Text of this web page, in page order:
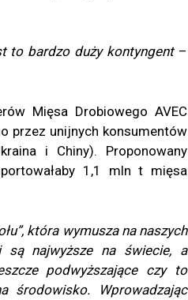
to bardzo duży kontyngent–
Mięsa Drobiowego AVEC
przez unijnych konsumentów
i Chiny). Proponowany
1,1 mln t mięsa
która wymusza na naszych
najwyższe na świecie, a
podwyższające czy to
środowisko. Wprowadzając